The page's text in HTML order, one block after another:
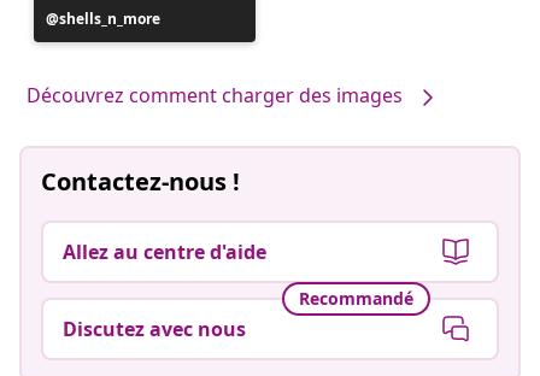
Publication
publiée
shells_n_more
Découvrez comment charger des images
Contactez-nous !
Allez au centre d'aide
Recommandé
Discutez avec nous